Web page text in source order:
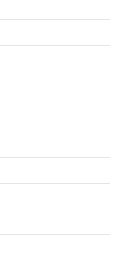
अनुष्का को मिला नया
का कमाल,
आय और मजबूत
August 7, 2026
को आर्थिक रूप से
में जिले के नगरी…